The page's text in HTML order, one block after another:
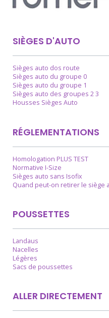
SIÈGES D'AUTO
Sièges auto dos route
Sièges auto du groupe 0
Sièges auto du groupe 1
Sièges auto des groupes 2 3
Housses Sièges Auto
RÉGLEMENTATIONS
Homologation PLUS TEST
Normative I-Size
Sièges auto sans Isofix
Quand peut-on retirer le siège
POUSSETTES
Landaus
Nacelles
Légères
Sacs de poussettes
ALLER DIRECTEMENT